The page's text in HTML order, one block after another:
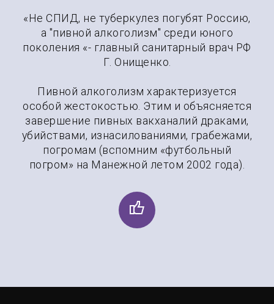
«Не СПИД, не туберкулез погубят Россию,
а "пивной алкоголизм" среди юного
поколения «- главный санитарный врач РФ
Г. Онищенко.
Пивной алкоголизм характеризуется
особой жестокостью. Этим и объясняется
завершение пивных вакханалий драками,
убийствами, изнасилованиями, грабежами,
погромам (вспомним «футбольный
погром» на Манежной летом 2002 года).